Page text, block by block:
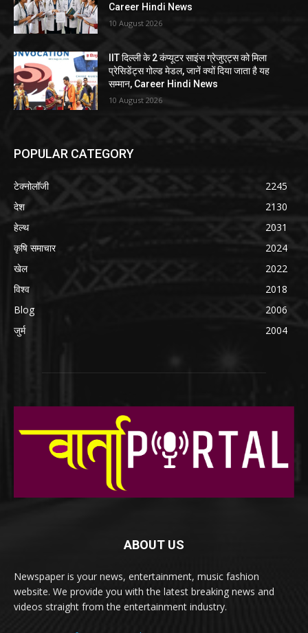
Career Hindi News
10 August 2026
IIT दिल्ली के 2 कंप्यूटर साइंस ग्रेजुएट्स को मिला
प्रेसिडेंट्स गोल्ड मेडल, जानें क्यों दिया जाता है यह
सम्मान, Career Hindi News
10 August 2026
POPULAR CATEGORY
टेक्नोलॉजी
2245
देश
2130
हेल्थ
2031
कृषि समाचार
2024
खेल
2022
विश्व
2018
Blog
2006
जुर्म
2004
ABOUT US
Newspaper is your news, entertainment, music fashion
website. We provide you with the latest breaking news and
videos straight from the entertainment industry.